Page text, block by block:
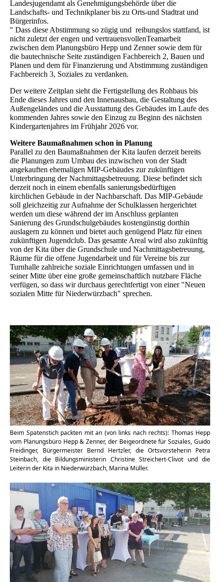
Landesjugendamt als Genehmigungsbehörde über die
Landschafts- und Technikplaner bis zu Orts-und Stadtrat und
Bürgerinfos.
" Dass diese Abstimmung so zügig und reibungslos stattfand, ist
nicht zuletzt der engen und vertrauensvollenTeamarbeit
zwischen dem Planungsbüro Hepp und Zenner sowie dem für
die bautechnische Seite zuständigen Fachbereich 2, Bauen und
Planen und dem für Finanzierung und Abstimmung zuständigen
Fachbereich 3, Soziales zu verdanken.
Der weitere Zeitplan sieht die Fertigstellung des Rohbaus bis
Ende dieses Jahres und den Innenausbau, die Gestaltung des
Außengeländes und die Ausstattung des Gebäudes im Laufe des
kommenden Jahres sowie den Einzug zu Beginn des nächsten
Kindergartenjahres im Frühjahr 2026 vor.
Weitere Baumaßnahmen schon in Planung
Parallel zu den Baumaßnahmen der Kita laufen derzeit bereits
die Planungen zum Umbau des inzwischen von der Stadt
angekauften ehemaligen MIP-Gebäudes zur zukünftigen
Unterbringung der Nachmittagsbetreuung. Diese befindet sich
derzeit noch in einem ebenfalls sanierungsbedürftigen
kirchlichen Gebäude in der Nachbarschaft. Das MIP-Gebäude
soll gleichzeitig zur Aufnahme der Schulklassen hergerichtet
werden um diese während der im Anschluss geplanten
Sanierung des Grundschulgebäudes kostengünstig dorthin
auslagern zu können und bietet auch genügend Platz für einen
zukünftigen Jugendclub. Das gesamte Areal wird also zukünftig
von der Kita über die Grundschule und Nachmittagsbetreuung,
Räume für die offene Jugendarbeit und für Vereine bis zur
Turnhalle zahlreiche soziale Einrichtungen umfassen und in
seiner Mitte über eine große gemeinschaftlich nutzbare Fläche
verfügen, so dass wir durchaus gerechtfertigt von einer "Neuen
sozialen Mitte für Niederwürzbach" sprechen.
Beim Spatenstich packten mit an (von links nach rechts): Thomas Hepp
vom Planungsbüro Hepp & Zenner, der Beigeordnete für Soziales, Guido
Freidinger, Bürgermeister Bernd Hertzler, die Ortsvorsteherin Petra
Steinbach, die Bildungsministerin Christine Streichert-Clivot und die
Leiterin der Kita in Niederwürzbach, Marina Müller.